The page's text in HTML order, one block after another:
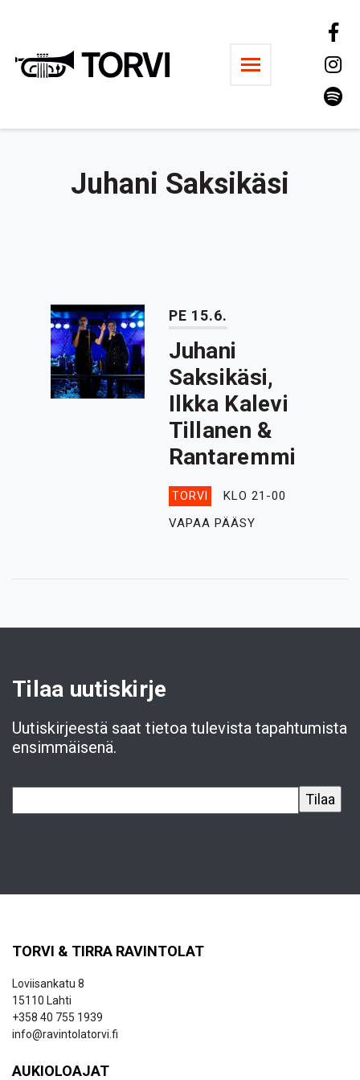
Ravintola Torvi
Juhani Saksikäsi
PE 15.6.
Juhani
Saksikäsi,
Ilkka Kalevi
Tillanen &
Rantaremmi
TORVI
KLO 21-00
VAPAA PÄÄSY
Tilaa uutiskirje
Uutiskirjeestä saat tietoa tulevista tapahtumista
ensimmäisenä.
TORVI & TIRRA RAVINTOLAT
Loviisankatu 8
15110 Lahti
+358 40 755 1939
info@ravintolatorvi.fi
AUKIOLOAJAT